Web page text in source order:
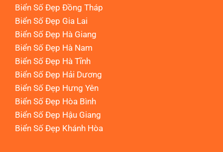
Biển Số Đẹp Đồng Tháp
Biển Số Đẹp Gia Lai
Biển Số Đẹp Hà Giang
Biển Số Đẹp Hà Nam
Biển Số Đẹp Hà Tĩnh
Biển Số Đẹp Hải Dương
Biển Số Đẹp Hưng Yên
Biển Số Đẹp Hòa Bình
Biển Số Đẹp Hậu Giang
Biển Số Đẹp Khánh Hòa